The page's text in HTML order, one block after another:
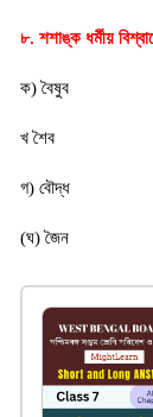
৮. শশাঙ্ক ধর্মীয়
ক) বৈষুব
খ শৈব
গ) বৌদ্ধ
(ঘ) জৈন